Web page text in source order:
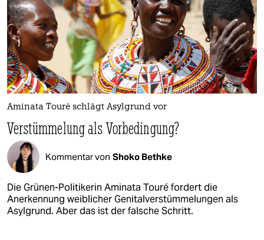
Aminata Touré schlägt Asylgrund vor
Verstümmelung als Vorbedingung?
Kommentar von Shoko Bethke
Die Grünen-Politikerin Aminata Touré fordert die
Anerkennung weiblicher Genitalverstümmelungen als
Asylgrund. Aber das ist der falsche Schritt.